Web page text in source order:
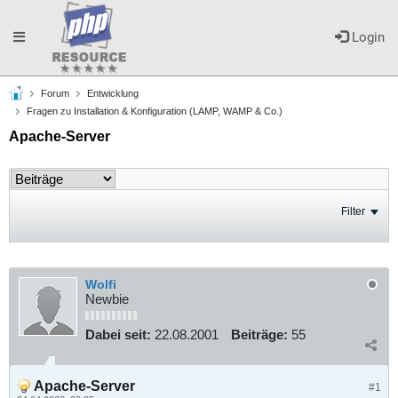
Login
Toggle
navigation
Forum
Entwicklung
Fragen zu Installation & Konfiguration (LAMP, WAMP & Co.)
Apache-Server
Filter
Wolfi
Newbie
Dabei seit: 22.08.2001 Beiträge: 55
#1
Apache-Server